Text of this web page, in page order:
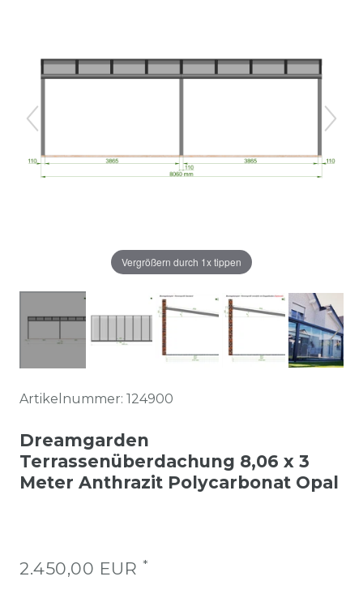
Vergrößern durch 1x tippen
Artikelnummer: 124900
Dreamgarden
Terrassenüberdachung 8,06 x 3
Meter Anthrazit Polycarbonat Opal
2.450,00 EUR *